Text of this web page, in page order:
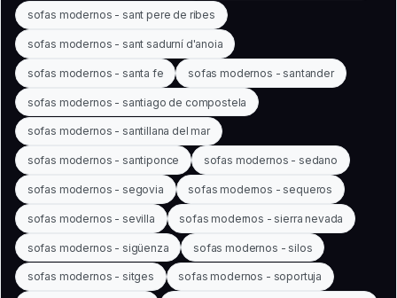
sofas modernos - sant pere de ribes
sofas modernos - sant sadurní d'anoia
sofas modernos - santa fe sofas modernos - santander
sofas modernos - santiago de compostela
sofas modernos - santillana del mar
sofas modernos - santiponce sofas modernos - sedano
sofas modernos - segovia sofas modernos - sequeros
sofas modernos - sevilla sofas modernos - sierra nevada
sofas modernos - sigüenza sofas modernos - silos
sofas modernos - sitges sofas modernos - soportuja